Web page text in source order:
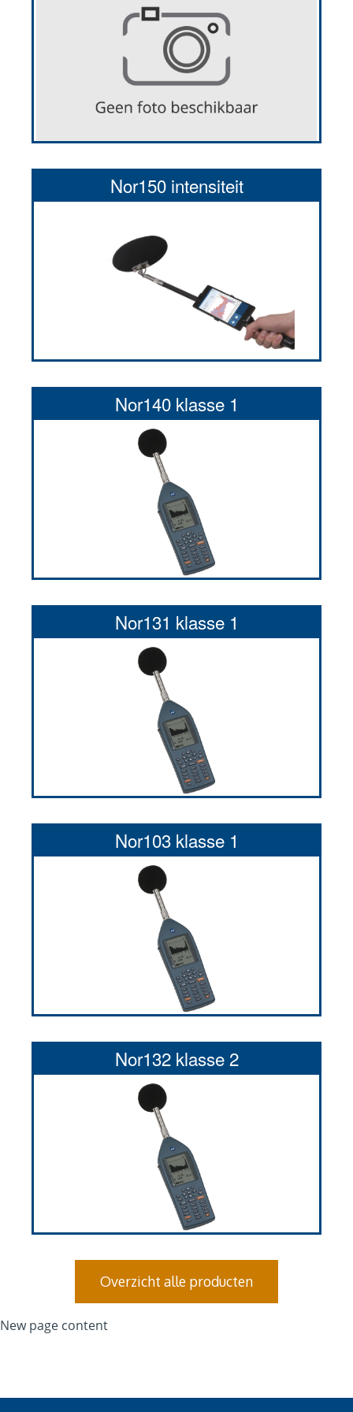
Nor150 intensiteit
Nor140 klasse 1
Nor131 klasse 1
Nor103 klasse 1
Nor132 klasse 2
Overzicht alle producten
New page content